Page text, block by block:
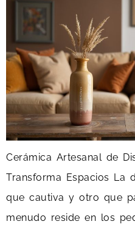
Cerámica Artesanal de
Transforma Espacios La
que cautiva y otro que
menudo reside en los